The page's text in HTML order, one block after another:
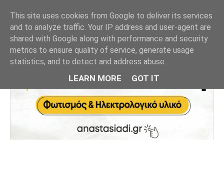
This site uses cookies from Google to deliver its services
and to analyze traffic. Your IP address and user-agent are
shared with Google along with performance and security
metrics to ensure quality of service, generate usage
statistics, and to detect and address abuse.
LEARN MORE GOT IT